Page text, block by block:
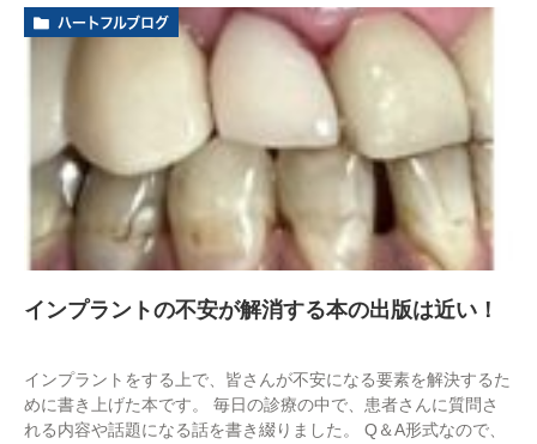
ハートフルブログ
インプラントの不安が解消する本の出版は近い！
インプラントをする上で、皆さんが不安になる要素を解決するた
めに書き上げた本です。 毎日の診療の中で、患者さんに質問さ
れる内容や話題になる話を書き綴りました。 Q＆A形式なので、